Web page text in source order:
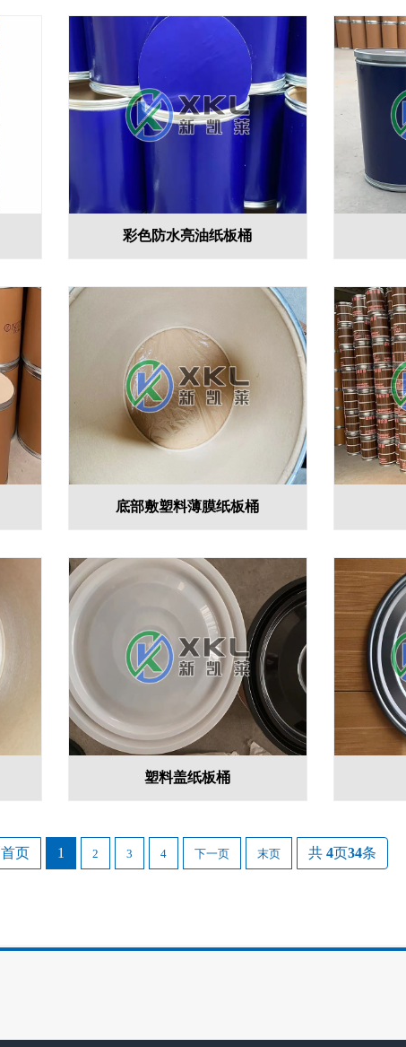
彩色防水亮油纸板桶
底部敷塑料薄膜纸板桶
塑料盖纸板桶
首页 1 2 3 4 下一页 末页 共 4页34条